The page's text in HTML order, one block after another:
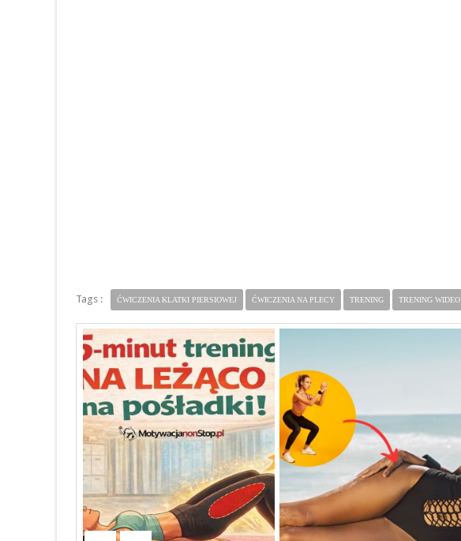
Tags : ĆWICZENIA KLATKI PIERSIOWEJ ĆWICZENIA NA PLECY TRENING TRENING WIDEO